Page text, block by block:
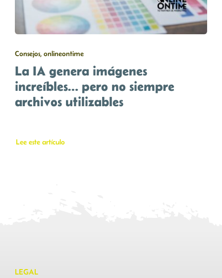
Consejos, onlineontime
La IA genera imágenes
increíbles… pero no siempre
archivos utilizables
Lee este artículo
LEGAL